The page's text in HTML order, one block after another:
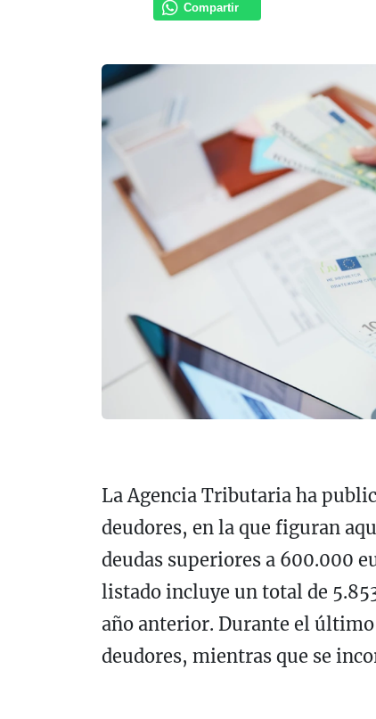
Compartir
La Agencia Tributaria ha
deudores, en la que figuran
deudas superiores a 600.000
listado incluye un total de
año anterior. Durante el
deudores, mientras que se